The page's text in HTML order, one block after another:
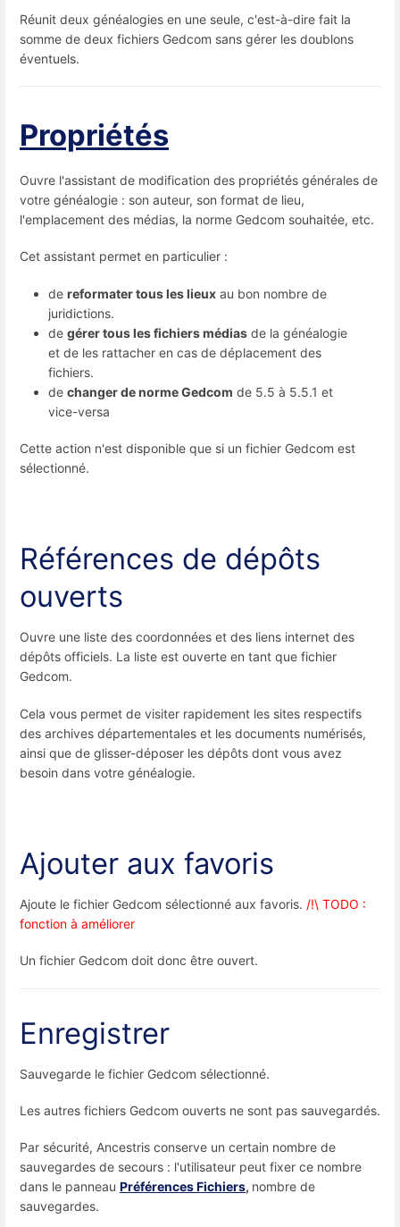
Réunit deux généalogies en une seule, c'est-à-dire fait la
somme de deux fichiers Gedcom sans gérer les doublons
éventuels.
Propriétés
Ouvre l'assistant de modification des propriétés générales de
votre généalogie : son auteur, son format de lieu,
l'emplacement des médias, la norme Gedcom souhaitée, etc.
Cet assistant permet en particulier :
de reformater tous les lieux au bon nombre de
juridictions.
de gérer tous les fichiers médias de la généalogie
et de les rattacher en cas de déplacement des
fichiers.
de changer de norme Gedcom de 5.5 à 5.5.1 et
vice-versa
Cette action n'est disponible que si un fichier Gedcom est
sélectionné.
Références de dépôts
ouverts
Ouvre une liste des coordonnées et des liens internet des
dépôts officiels. La liste est ouverte en tant que fichier
Gedcom.
Cela vous permet de visiter rapidement les sites respectifs
des archives départementales et les documents numérisés,
ainsi que de glisser-déposer les dépôts dont vous avez
besoin dans votre généalogie.
Ajouter aux favoris
Ajoute le fichier Gedcom sélectionné aux favoris. /!\ TODO :
fonction à améliorer
Un fichier Gedcom doit donc être ouvert.
Enregistrer
Sauvegarde le fichier Gedcom sélectionné.
Les autres fichiers Gedcom ouverts ne sont pas sauvegardés.
Par sécurité, Ancestris conserve un certain nombre de
sauvegardes de secours : l'utilisateur peut fixer ce nombre
dans le panneau Préférences Fichiers, nombre de
sauvegardes.